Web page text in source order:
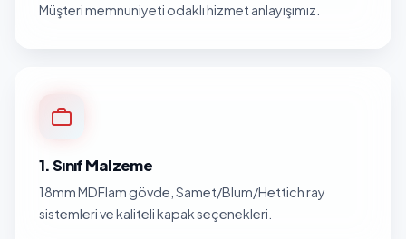
Müşteri memnuniyeti odaklı hizmet anlayışımız.
1. Sınıf Malzeme
18mm MDFlam gövde, Samet/Blum/Hettich ray
sistemleri ve kaliteli kapak seçenekleri.